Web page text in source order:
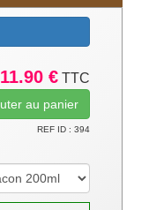
11.90 € TTC
REF ID : 394